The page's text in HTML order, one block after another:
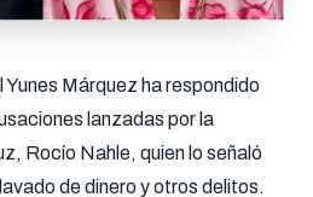
Márquez ha respondido
lanzadas por la
Rocío Nahle, quien lo señaló
de dinero y otros delitos.